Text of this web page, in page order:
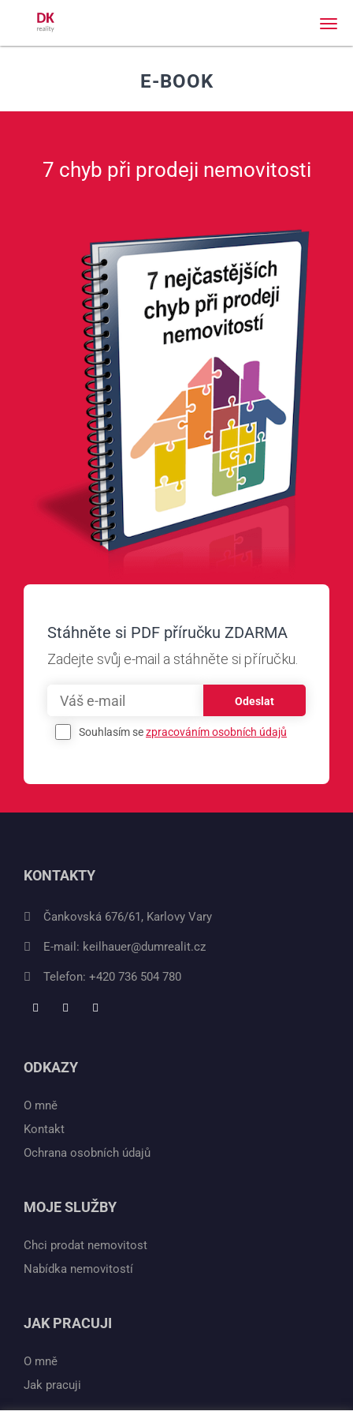
E-BOOK
7 chyb při prodeji nemovitosti
Stáhněte si PDF příručku ZDARMA
Zadejte svůj e-mail a stáhněte si příručku.
Odeslat
Souhlasím sezpracováním osobních údajů
KONTAKTY
Čankovská 676/61, Karlovy Vary
E-mail: keilhauer@dumrealit.cz
Telefon: +420 736 504 780
ODKAZY
O mně
Kontakt
Ochrana osobních údajů
MOJE SLUŽBY
Chci prodat nemovitost
Nabídka nemovitostí
JAK PRACUJI
O mně
Jak pracuji